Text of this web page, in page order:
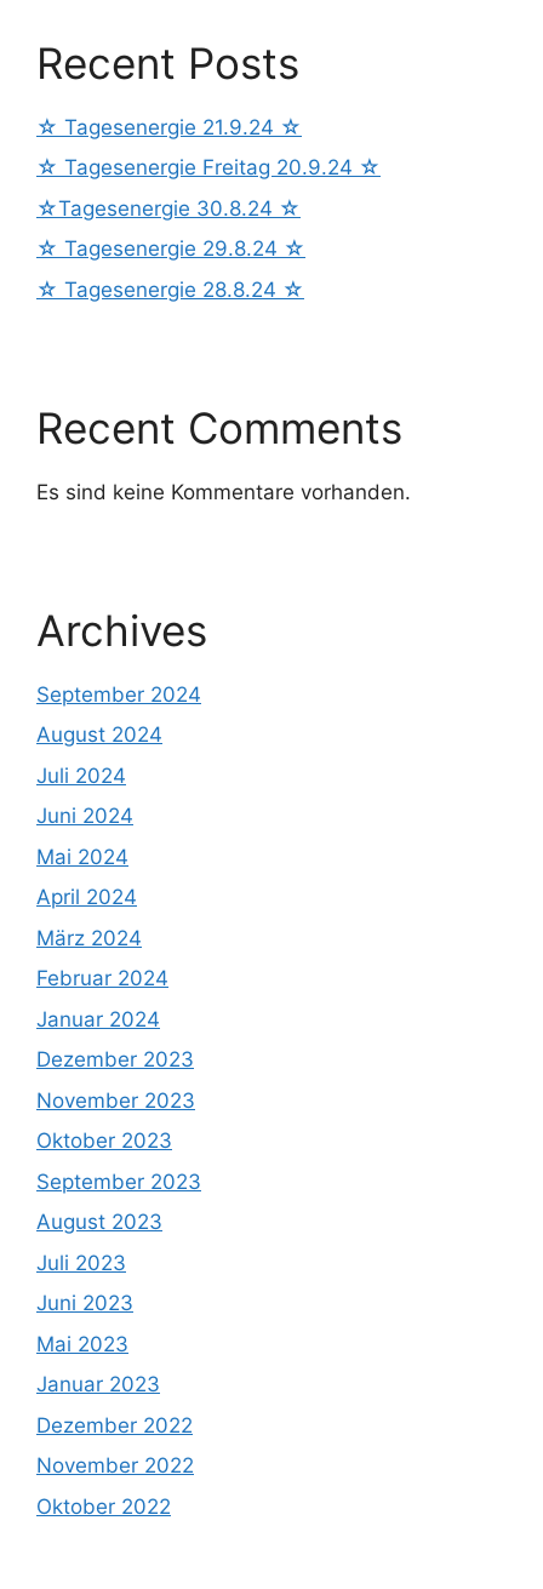
Recent Posts
☆ Tagesenergie 21.9.24 ☆
☆ Tagesenergie Freitag 20.9.24 ☆
☆Tagesenergie 30.8.24 ☆
☆ Tagesenergie 29.8.24 ☆
☆ Tagesenergie 28.8.24 ☆
Recent Comments
Es sind keine Kommentare vorhanden.
Archives
September 2024
August 2024
Juli 2024
Juni 2024
Mai 2024
April 2024
März 2024
Februar 2024
Januar 2024
Dezember 2023
November 2023
Oktober 2023
September 2023
August 2023
Juli 2023
Juni 2023
Mai 2023
Januar 2023
Dezember 2022
November 2022
Oktober 2022